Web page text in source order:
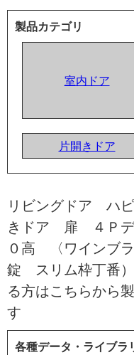
製品カテゴリ
室内ドア
片開きドア
リビングドア ハ
きドア 扉 ４Ｐ
０高 〈ワインブ
錠 スリム枠丁番
る方はこちらから
す
各種データ・ライブラ